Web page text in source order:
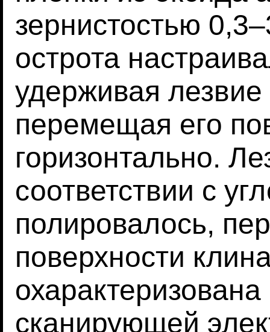
зернистостью
острота
удерживая
перемещая его
горизонтально.
соответствии с
полировалось,
поверхности
сканирующей